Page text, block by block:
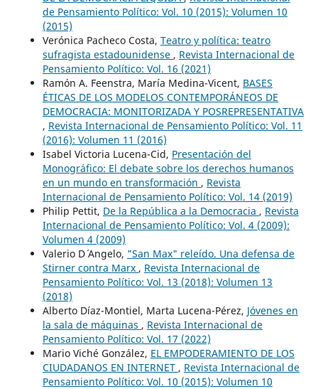
de Pensamiento Político: Vol. 10 (2015): Volumen 10
(2015)
Verónica Pacheco Costa, Teatro y política: teatro
sufragista estadounidense , Revista Internacional de
Pensamiento Político: Vol. 16 (2021)
Ramón A. Feenstra, María Medina-Vicent, BASES
ÉTICAS DE LOS MODELOS CONTEMPORÁNEOS DE
DEMOCRACIA: MONITORIZADA Y POSREPRESENTATIVA
, Revista Internacional de Pensamiento Político: Vol. 11
(2016): Volumen 11 (2016)
Isabel Victoria Lucena-Cid, Presentación del
Monográfico: El debate sobre los derechos humanos
en un mundo en transformación , Revista
Internacional de Pensamiento Político: Vol. 14 (2019)
Philip Pettit, De la República a la Democracia , Revista
Internacional de Pensamiento Político: Vol. 4 (2009):
Volumen 4 (2009)
Valerio D´ Angelo, "San Max" releído. Una defensa de
Stirner contra Marx , Revista Internacional de
Pensamiento Político: Vol. 13 (2018): Volumen 13
(2018)
Alberto Díaz-Montiel, Marta Lucena-Pérez, Jóvenes en
la sala de máquinas , Revista Internacional de
Pensamiento Político: Vol. 17 (2022)
Mario Viché González, EL EMPODERAMIENTO DE LOS
CIUDADANOS EN INTERNET , Revista Internacional de
Pensamiento Político: Vol. 10 (2015): Volumen 10